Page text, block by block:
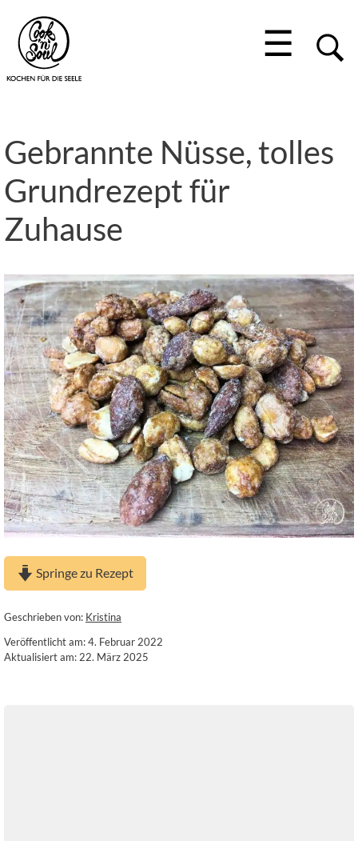
☰
Gebrannte Nüsse, tolles
Grundrezept für
Zuhause
Springe zu Rezept
Geschrieben von: Kristina
Veröffentlicht am: 4. Februar 2022
Aktualisiert am: 22. März 2025